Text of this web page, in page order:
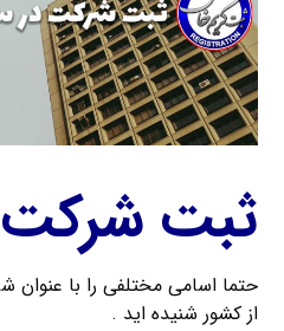
ثبت
حتما اسامی مختلفی را با
از کشور شنیده اید .